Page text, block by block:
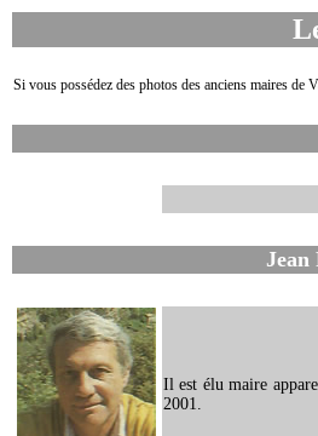
Si vous possédez des photos des anciens maires de
Jean
Il est élu maire
2001.